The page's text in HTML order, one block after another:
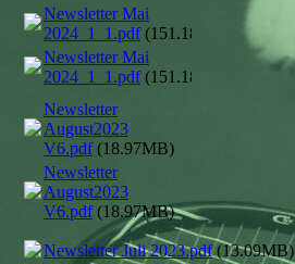
Newsletter Mai
2024_1_1.pdf(151.18KB)
Newsletter Mai
2024_1_1.pdf(151.18KB)
Newsletter
August2023
V6.pdf(18.97MB)
Newsletter
August2023
V6.pdf(18.97MB)
Newsletter Juli 2023.pdf(13.09MB)